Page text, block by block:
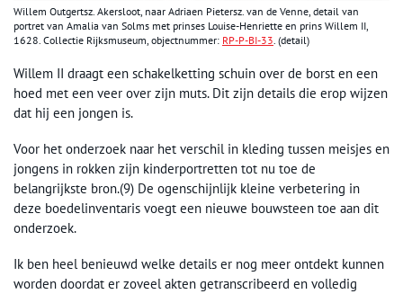
Willem Outgertsz. Akersloot, naar Adriaen Pietersz. van de Venne, detail van
portret van Amalia van Solms met prinses Louise-Henriette en prins Willem II,
1628. Collectie Rijksmuseum, objectnummer: RP-P-BI-33. (detail)
Willem II draagt een schakelketting schuin over de borst en een
hoed met een veer over zijn muts. Dit zijn details die erop wijzen
dat hij een jongen is.
Voor het onderzoek naar het verschil in kleding tussen meisjes en
jongens in rokken zijn kinderportretten tot nu toe de
belangrijkste bron.(9) De ogenschijnlijk kleine verbetering in
deze boedelinventaris voegt een nieuwe bouwsteen toe aan dit
onderzoek.
Ik ben heel benieuwd welke details er nog meer ontdekt kunnen
worden doordat er zoveel akten getranscribeerd en volledig